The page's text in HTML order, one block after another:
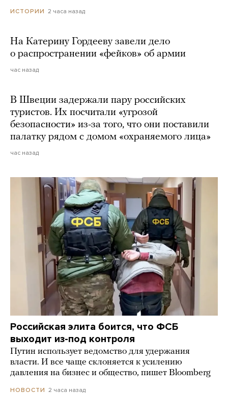
ИСТОРИИ 2 часа назад
На Катерину Гордееву завели дело
о распространении «фейков» об армии
час назад
В Швеции задержали пару российских
туристов. Их посчитали «угрозой
безопасности» из-за того, что они поставили
палатку рядом с домом «охраняемого лица»
час назад
Российская элита боится, что ФСБ
выходит из-под контроля
Путин использует ведомство для удержания
власти. И все чаще склоняется к усилению
давления на бизнес и общество, пишет Bloomberg
НОВОСТИ 2 часа назад